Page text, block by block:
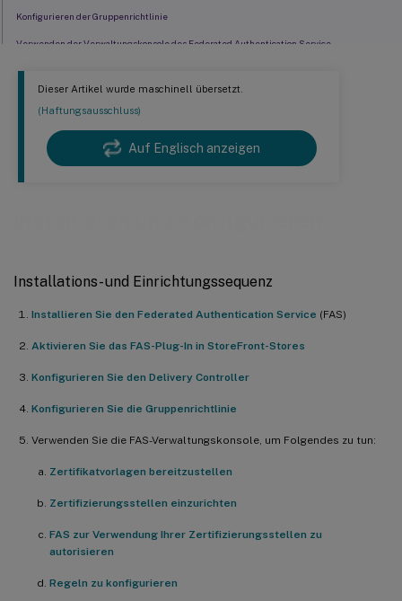
Dieser Artikel wurde maschinell übersetzt.
(Haftungsausschluss)
Auf Englisch anzeigen
Installations- und Einrichtungssequenz
Installieren Sie den Federated Authentication Service (FAS)
Aktivieren Sie das FAS-Plug-In in StoreFront-Stores
Konfigurieren Sie den Delivery Controller
Konfigurieren Sie die Gruppenrichtlinie
Verwenden Sie die FAS-Verwaltungskonsole, um Folgendes zu tun:
Zertifikatvorlagen bereitzustellen
Zertifizierungsstellen einzurichten
FAS zur Verwendung Ihrer Zertifizierungsstellen zu
autorisieren
Regeln zu konfigurieren
Konfigurieren der Gruppenrichtlinie
Verwenden der Verwaltungskonsole des Federated Authentication Service
Bereitstellen von Zertifikatvorlagen
Regeln konfigurieren